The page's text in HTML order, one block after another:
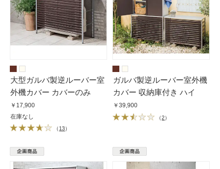
大型ガルバ製逆ルーバー室
外機カバー カバーのみ
￥17,900
在庫なし
（13）
ガルバ製逆ルーバー室外機
カバー 収納庫付き ハイ
￥39,900
（2）